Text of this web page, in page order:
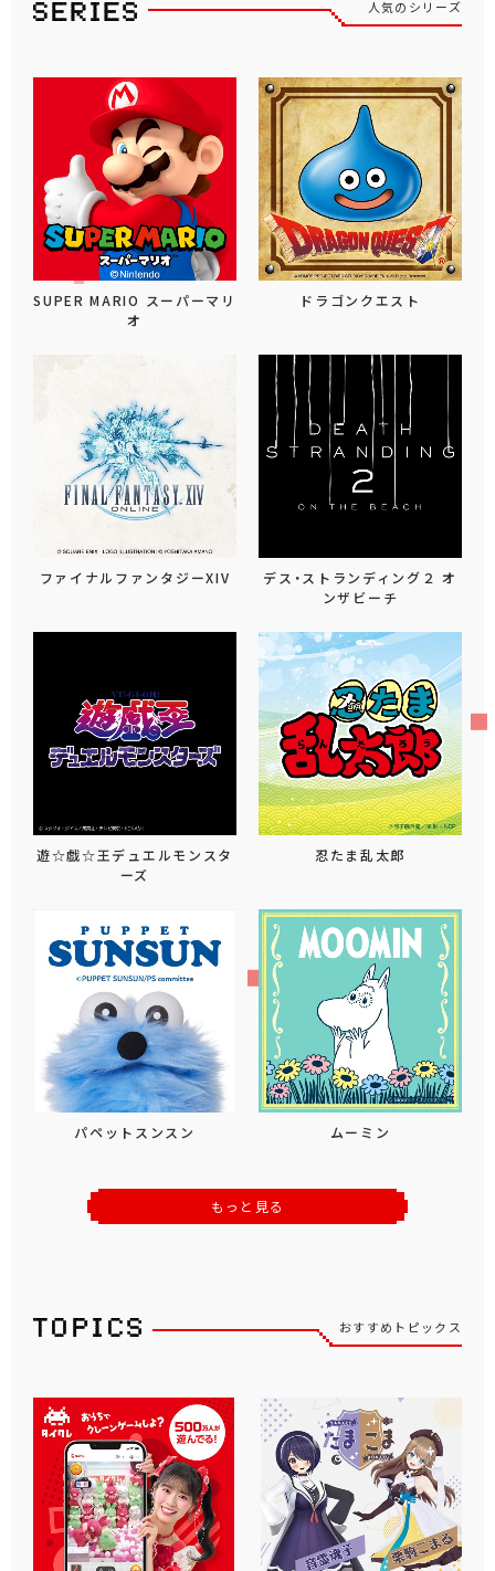
人気のシリーズ
SUPER MARIO スーパーマリ
オ
ドラゴンクエスト
ファイナルファンタジーXIV
デス・ストランディング２ オ
ンザビーチ
遊☆戯☆王デュエルモンスタ
ーズ
忍たま乱太郎
パペットスンスン ムーミン
もっと見る
おすすめトピックス